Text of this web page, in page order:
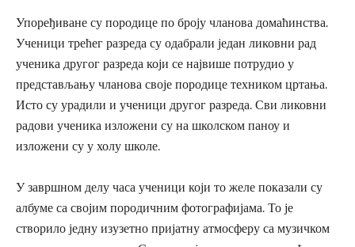
Упоређиване су породице по броју чланова домаћинства.
Ученици трећег разреда су одабрали један ликовни рад
ученика другог разреда који се највише потрудио у
представљању чланова своје породице техником цртања.
Исто су урадили и ученици другог разреда. Сви ликовни
радови ученика изложени су на школском паноу и
изложени су у холу школе.
У завршном делу часа ученици који то желе показали су
албуме са својим породичним фотографијама. То је
створило једну изузетно пријатну атмосферу са музичком